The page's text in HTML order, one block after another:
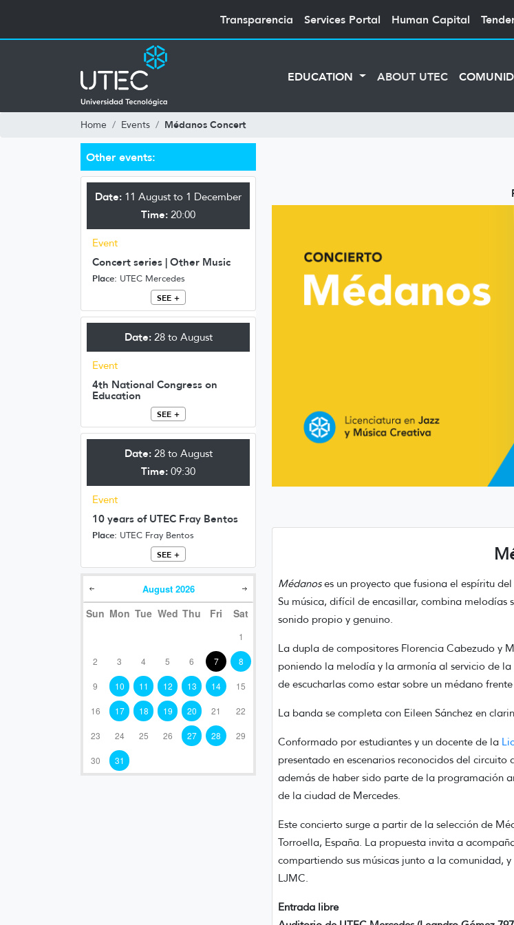
Transparencia Services Portal Human Capital
EDUCATION ABOUT UTEC
Home Events Médanos Concert
Other events:
Date: 11 August to 1 December
Time: 20:00
Event
Concert series | Other Music
Place: UTEC Mercedes
SEE +
Date:28 to August
Event
4th National Congress on
Education
SEE +
Date:28 to August
Time: 09:30
Event
10 years of UTEC Fray Bentos
Place: UTEC Fray Bentos
SEE +
August 2026
Sun Mon Tue Wed Thu Fri Sat
1
2 3 4 5 6 7 8
9 10 11 12 13 14 15
16 17 18 19 20 21 22
23 24 25 26 27 28 29
30 31
Médanoses un proyecto que fusiona el espíritu
Su música, difícil de encasillar, combina
sonido propio y genuino.
La dupla de compositores Florencia Cabezudo y
poniendo la melodía y la armonía al servicio de
de escucharlas como estar sobre un médano
La banda se completa con Eileen Sánchez en
Conformado por estudiantes y un docente de la
presentado en escenarios reconocidos del
además de haber sido parte de la programación
de la ciudad de Mercedes.
Este concierto surge a partir de la selección de
Torroella, España. La propuesta invita a
compartiendo sus músicas junto a la comunidad,
LJMC.
Entrada libre